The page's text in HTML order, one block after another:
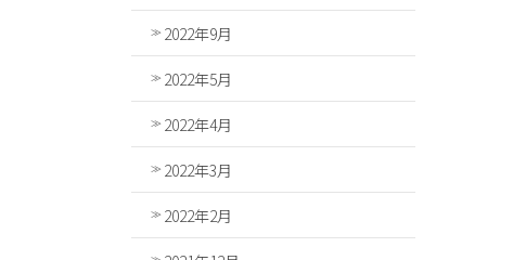
2022年9月
2022年5月
2022年4月
2022年3月
2022年2月